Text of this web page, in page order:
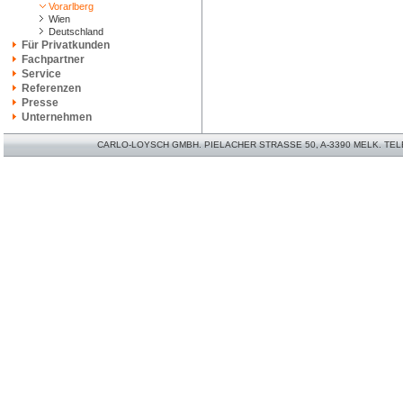
Vorarlberg
Wien
Deutschland
Für Privatkunden
Fachpartner
Service
Referenzen
Presse
Unternehmen
CARLO-LOYSCH GMBH. PIELACHER STRASSE 50, A-3390 MELK.